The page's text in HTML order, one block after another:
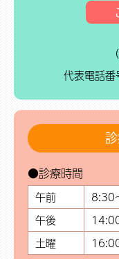
代表電話番
●診療時間
午前
8:30
午後
土曜